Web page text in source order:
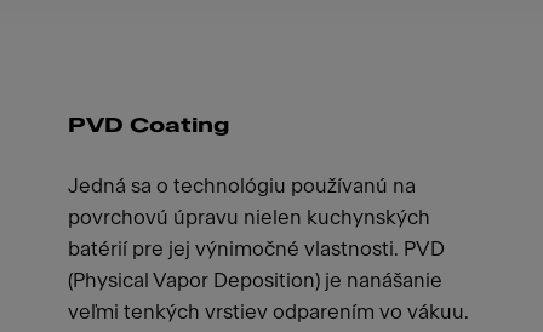
PVD Coating
Jedná sa o technológiu používanú na
povrchovú úpravu nielen kuchynských
batérií pre jej výnimočné vlastnosti. PVD
(Physical Vapor Deposition) je nanášanie
veľmi tenkých vrstiev odparením vo vákuu.